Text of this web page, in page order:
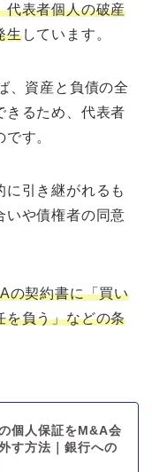
代表者個人の破産
生しています。
、資産と負債の全
きるため、代表者
す。
に引き継がれるも
いや債権者の同意
の契約書に「買い
を負う」などの条
個人保証をM&A会
す方法｜銀行への